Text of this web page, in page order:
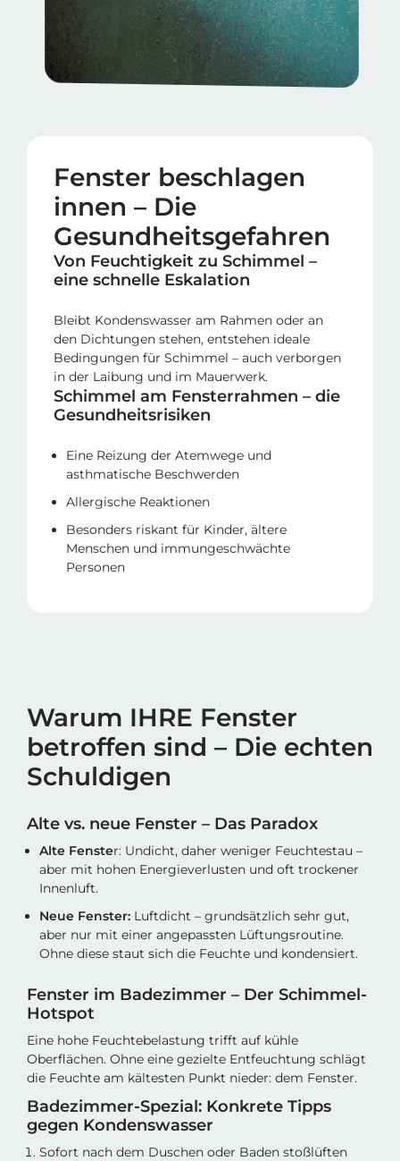
Fenster beschlagen
innen – Die
Gesundheitsgefahren
Von Feuchtigkeit zu Schimmel –
eine schnelle Eskalation
Bleibt Kondenswasser am Rahmen oder an
den Dichtungen stehen, entstehen ideale
Bedingungen für Schimmel – auch verborgen
in der Laibung und im Mauerwerk.
Schimmel am Fensterrahmen – die
Gesundheitsrisiken
Eine Reizung der Atemwege und
asthmatische Beschwerden
Allergische Reaktionen
Besonders riskant für Kinder, ältere
Menschen und immungeschwächte
Personen
Warum IHRE Fenster
betroffen sind – Die echten
Schuldigen
Alte vs. neue Fenster – Das Paradox
Alte Fenster: Undicht, daher weniger Feuchtestau –
aber mit hohen Energieverlusten und oft trockener
Innenluft.
Neue Fenster: Luftdicht – grundsätzlich sehr gut,
aber nur mit einer angepassten Lüftungsroutine.
Ohne diese staut sich die Feuchte und kondensiert.
Fenster im Badezimmer – Der Schimmel-
Hotspot
Eine hohe Feuchtebelastung trifft auf kühle
Oberflächen. Ohne eine gezielte Entfeuchtung schlägt
die Feuchte am kältesten Punkt nieder: dem Fenster.
Badezimmer-Spezial: Konkrete Tipps
gegen Kondenswasser
Sofort nach dem Duschen oder Baden stoßlüften